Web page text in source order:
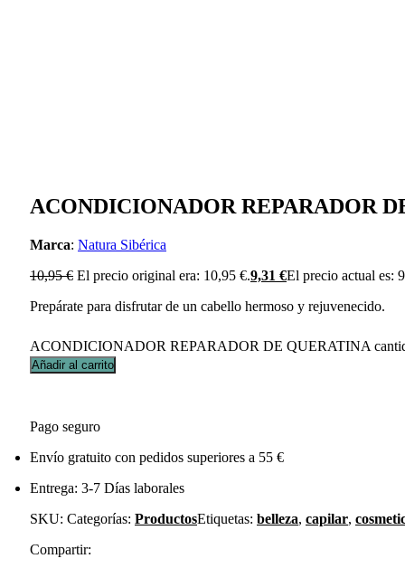
ACONDICIONADOR REPARADOR
Marca: Natura Sibérica
10,95€ El precio original era: 10,95 €.9,31 €El precio actual es:
Prepárate para disfrutar de un cabello hermoso y rejuvenecido.
ACONDICIONADOR REPARADOR DE QUERATINA
Añadir al carrito
Pago seguro
Envío gratuito con pedidos superiores a 55 €
Entrega: 3-7 Días laborales
SKU: Categorías: ProductosEtiquetas: belleza, capilar,
Compartir: